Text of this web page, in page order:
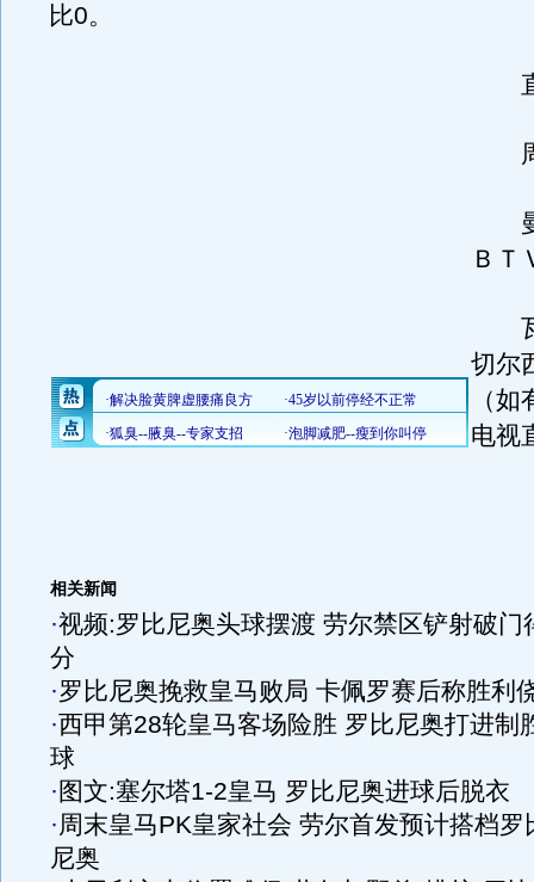
比0。
直
周
曼
ＢＴ
瓦
切尔
（
电视
相关新闻
·视频:罗比尼奥头球摆渡 劳尔禁区铲射破门
分
·罗比尼奥挽救皇马败局 卡佩罗赛后称胜利
·西甲第28轮皇马客场险胜 罗比尼奥打进制
球
· 图文:塞尔塔1-2皇马 罗比尼奥进球后脱衣
·周末皇马PK皇家社会 劳尔首发预计搭档罗
尼奥